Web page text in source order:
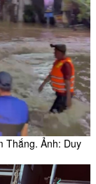
Thắng. Ảnh: Duy